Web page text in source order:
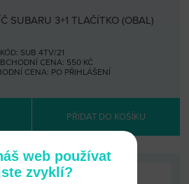
SUBARU 3+1 TLAČÍTKO (OBAL)
KÓD: SUB 4TV/21
CENA: 550 KČ
CENA: PO PŘIHLÁŠENÍ
PŘIDAT DO KOŠÍKU
web používat
zvyklí?